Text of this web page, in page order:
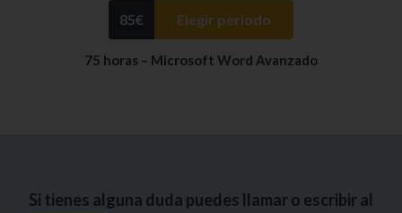
85€ Elegir periodo
75 horas – Microsoft Word Avanzado
Si tienes alguna duda puedes llamar o escribir al